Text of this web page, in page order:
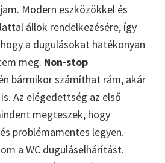
Modern eszközökkel és
állok rendelkezésére, így
a dugulásokat hatékonyan
meg. Non-stop
bármikor számíthat rám, akár
Az elégedettség az első
megteszek, hogy
problémamentes legyen.
a WC duguláselhárítást.